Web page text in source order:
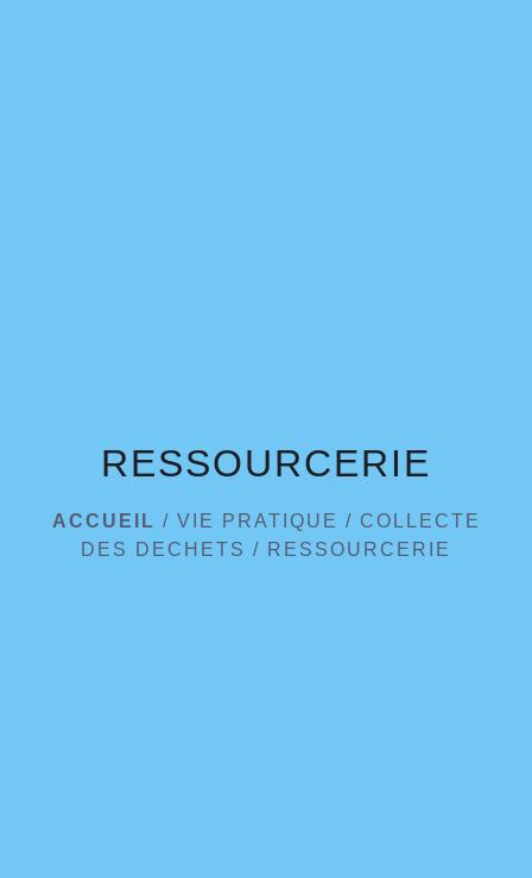
RESSOURCERIE
ACCUEIL / VIE PRATIQUE / COLLECTE
DES DECHETS / RESSOURCERIE